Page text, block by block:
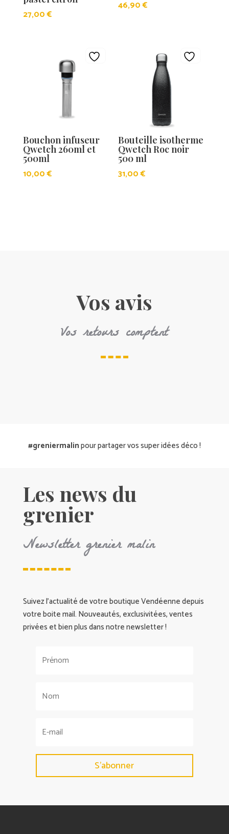
27,00€
46,90€
Bouchon infuseur
Qwetch 260ml et
500ml
10,00€
Bouteille isotherme
Qwetch Roc noir
500 ml
31,00€
Vos avis
Vos retours comptent
#greniermalinpour partager vos super idées déco !
Les news du
grenier
Newsletter grenier malin
Suivez l’actualité de votre boutique Vendéenne depuis
votre boite mail. Nouveautés, exclusivitées, ventes
privées et bien plus dans notre newsletter !
S'abonner